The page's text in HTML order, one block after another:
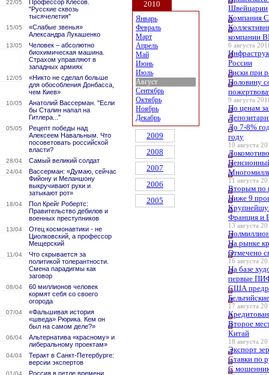
22/05
Профессор Клёсов.
"Русские сквозь
тысячелетия"
15/05
«Слабые звенья»
Александра Лукашенко
13/05
Человек – абсолютно
биохимическая машина.
Страхом управляют в
западных армиях
12/05
«Никто не сделал больше
для обособления Донбасса,
чем Киев»
10/05
Анатолий Вассерман. "Если
бы Сталин напал на
Гитлера..."
05/05
Рецепт победы над
Алексеем Навальным. Что
посоветовать российской
власти?
28/04 Самый великий солдат
24/04
Вассерман: «Думаю, сейчас
Фийону и Меланшону
выкручивают руки и
затыкают рот»
18/04
Пол Крейг Робертс:
Правительство дебилов и
военных преступников
13/04
Отец космонавтики - не
Циолковский, а профессор
Мещерский
11/04
Что скрывается за
политикой толерантности.
Смена парадигмы как
заговор
08/04
60 миллионов человек
кормят себя со своего
огорода
07/04
«Фальшивая история
«шведа» Рюрика. Кем он
был на самом деле?»
06/04
Альтернатива «красному» и
либеральному проектам»
04/04
Теракт в Санкт-Петербурге:
версии экспертов
01/04
Россия в петле времени.
2010
Январь
Февраль
Март
Апрель
Май
Июнь
Июль
Август
Сентябрь
Октябрь
Ноябрь
Декабрь
2009
2008
2007
2006
2005
Швейцарии
Компания
компании
6 августа
России
Риски при
Половину
9 августа
По ценам
До 7-8%
году
10 августа
11 августа
Вторым по
Ниже 9
Франция и
13 августа
На рынке
Отмечено
16 августа
На базе
первые
США
17 августа
Второе
Китай
18 августа
Экспорт
Ставки по
С